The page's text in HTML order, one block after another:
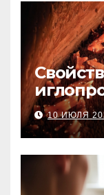
матов
10 ИЮЛЯ